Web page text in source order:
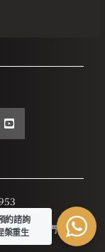
聯繫我們
約諮詢
槃重生